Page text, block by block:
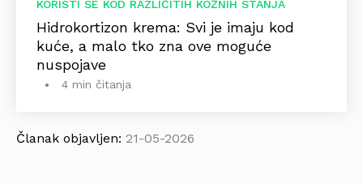
KORISTI SE KOD RAZLIČITIH KOŽNIH STANJA
Hidrokortizon krema: Svi je imaju kod
kuće, a malo tko zna ove moguće
nuspojave
4 min čitanja
Članak objavljen: 21-05-2026